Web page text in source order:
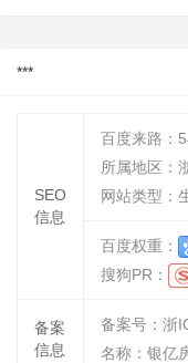
***
SEO
信息
百度来路：
所属地区：
网站类型：
百度权重：
搜狗PR：
备案
信息
备案号：浙
名称： 银亿